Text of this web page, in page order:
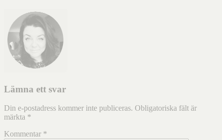
Lämna ett svar
Din e-postadress kommer inte publiceras. Obligatoriska fält är
märkta *
Kommentar *